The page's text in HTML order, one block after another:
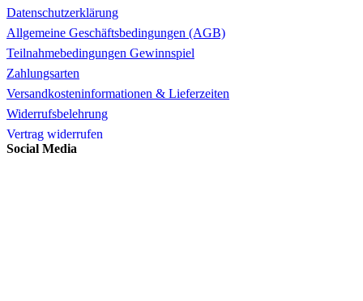
Datenschutzerklärung
Allgemeine Geschäftsbedingungen (AGB)
Teilnahmebedingungen Gewinnspiel
Zahlungsarten
Versandkosteninformationen & Lieferzeiten
Widerrufsbelehrung
Vertrag widerrufen
Social Media